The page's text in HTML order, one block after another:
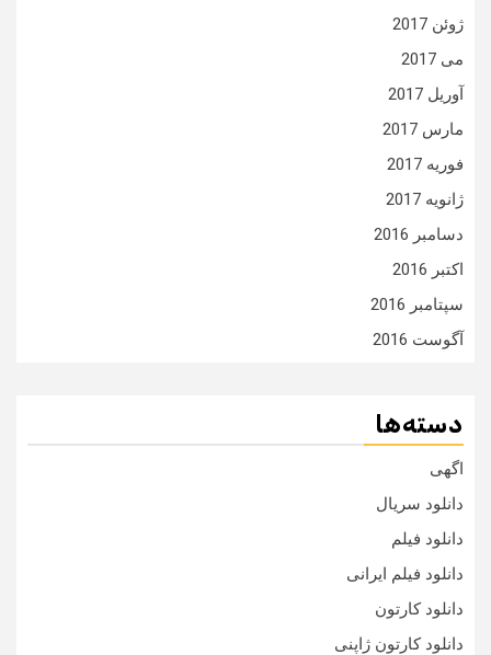
ژوئن 2017
می 2017
آوریل 2017
مارس 2017
فوریه 2017
ژانویه 2017
دسامبر 2016
اکتبر 2016
سپتامبر 2016
آگوست 2016
دسته‌ها
اگهی
دانلود سریال
دانلود فیلم
دانلود فیلم ایرانی
دانلود کارتون
دانلود کارتون ژاپنی